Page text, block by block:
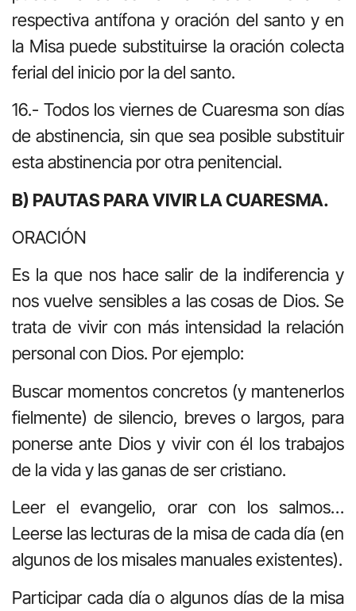
respectiva antífona y oración del santo y en
la Misa puede substituirse la oración colecta
ferial del inicio por la del santo.
16.- Todos los viernes de Cuaresma son días
de abstinencia, sin que sea posible substituir
esta abstinencia por otra penitencial.
B) PAUTAS PARA VIVIR LA CUARESMA.
ORACIÓN
Es la que nos hace salir de la indiferencia y
nos vuelve sensibles a las cosas de Dios. Se
trata de vivir con más intensidad la relación
personal con Dios. Por ejemplo:
Buscar momentos concretos (y mantenerlos
fielmente) de silencio, breves o largos, para
ponerse ante Dios y vivir con él los trabajos
de la vida y las ganas de ser cristiano.
Leer el evangelio, orar con los salmos…
Leerse las lecturas de la misa de cada día (en
algunos de los misales manuales existentes).
Participar cada día o algunos días de la misa